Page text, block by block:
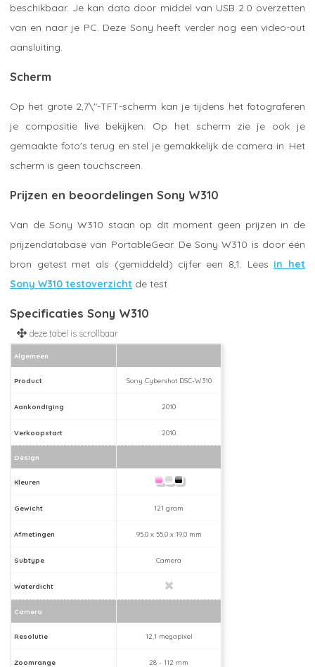
beschikbaar. Je kan data door middel van USB 2.0 overzetten
van en naar je PC. Deze Sony heeft verder nog een video-out
aansluiting.
Scherm
Op het grote 2,7\"-TFT-scherm kan je tijdens het fotograferen
je compositie live bekijken. Op het scherm zie je ook je
gemaakte foto's terug en stel je gemakkelijk de camera in. Het
scherm is geen touchscreen.
Prijzen en beoordelingen Sony W310
Van de Sony W310 staan op dit moment geen prijzen in de
prijzendatabase van PortableGear. De Sony W310 is door één
bron getest met als (gemiddeld) cijfer een 8,1. Lees in het
Sony W310 testoverzicht de test
Specificaties Sony W310
Algemeen
Product Sony Cybershot DSC-W310
Aankondiging 2010
Verkoopstart 2010
Design
Kleuren
Gewicht 121 gram
Afmetingen 95,0 x 55,0 x 19,0 mm
Subtype Camera
Waterdicht
Camera
Resolutie 12,1 megapixel
Zoomrange 28 - 112 mm